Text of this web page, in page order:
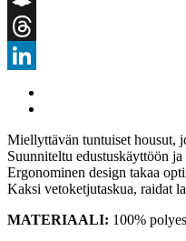
Snapchat
Threads
Miellyttävän tuntuiset housut,
Suunniteltu edustuskäyttöön
Ergonominen design takaa
Kaksi vetoketjutaskua, raidat
MATERIAALI: 100%